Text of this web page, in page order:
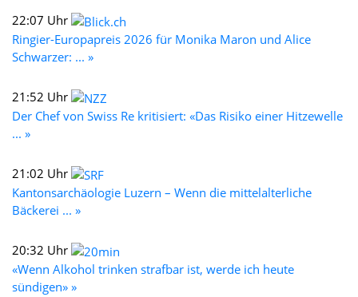
22:07 Uhr
Ringier-Europapreis 2026 für Monika Maron und Alice
Schwarzer: ... »
21:52 Uhr
Der Chef von Swiss Re kritisiert: «Das Risiko einer Hitzewelle
... »
21:02 Uhr
Kantonsarchäologie Luzern – Wenn die mittelalterliche
Bäckerei ... »
20:32 Uhr
«Wenn Alkohol trinken strafbar ist, werde ich heute
sündigen» »